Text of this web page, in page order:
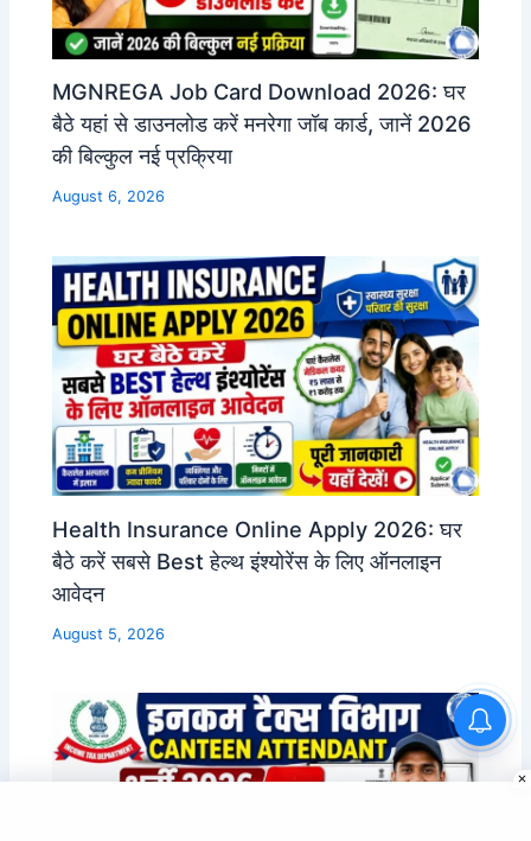
MGNREGA Job Card Download 2026: घर
बैठे यहां से डाउनलोड करें मनरेगा जॉब कार्ड, जानें 2026
की बिल्कुल नई प्रक्रिया
August 6, 2026
Health Insurance Online Apply 2026: घर
बैठे करें सबसे Best हेल्थ इंश्योरेंस के लिए ऑनलाइन
आवेदन
August 5, 2026
UP Tourism Department
Computer Operator Vacancy
2026 | 12वीं पास भर्ती